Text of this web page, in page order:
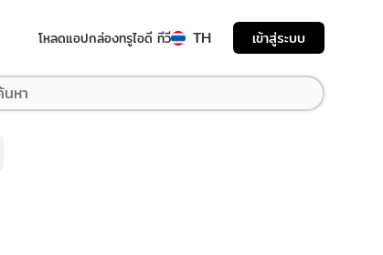
โหลดแอปกล่องทรูไอดี ทีวี TH เข้าสู่ระบบ